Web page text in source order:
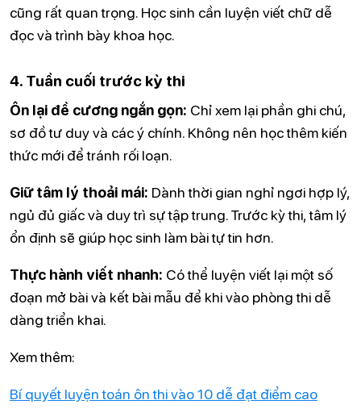
cũng rất quan trọng. Học sinh cần luyện viết chữ dễ
đọc và trình bày khoa học.
4. Tuần cuối trước kỳ thi
Ôn lại đề cương ngắn gọn: Chỉ xem lại phần ghi chú,
sơ đồ tư duy và các ý chính. Không nên học thêm kiến
thức mới để tránh rối loạn.
Giữ tâm lý thoải mái: Dành thời gian nghỉ ngơi hợp lý,
ngủ đủ giấc và duy trì sự tập trung. Trước kỳ thi, tâm lý
ổn định sẽ giúp học sinh làm bài tự tin hơn.
Thực hành viết nhanh: Có thể luyện viết lại một số
đoạn mở bài và kết bài mẫu để khi vào phòng thi dễ
dàng triển khai.
Xem thêm:
Bí quyết luyện toán ôn thi vào 10 dễ đạt điểm cao